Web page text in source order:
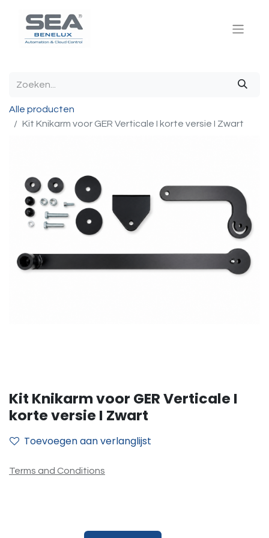
Alle producten
Kit Knikarm voor GER Verticale I korte versie I Zwart
Kit Knikarm voor GER Verticale I
korte versie I Zwart
Toevoegen aan verlanglijst
Terms and Conditions